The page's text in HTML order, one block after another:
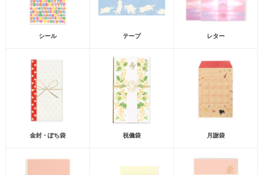
シール テープ レター
金封・ぽち袋 祝儀袋 月謝袋